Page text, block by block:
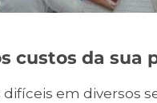
custos da sua
em diversos